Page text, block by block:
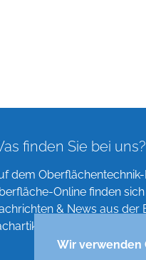
Wir verwenden
finden Sie bei uns?
dem
Online finden
& News aus der
Verzeichnisse und